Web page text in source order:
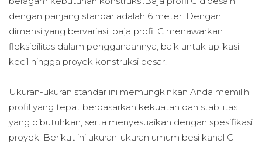
dengan panjang standar adalah 6 meter. Dengan
dimensi yang bervariasi, baja profil C menawarkan
fleksibilitas dalam penggunaannya, baik untuk aplikasi
kecil hingga proyek konstruksi besar.
Ukuran-ukuran standar ini memungkinkan Anda memilih
profil yang tepat berdasarkan kekuatan dan stabilitas
yang dibutuhkan, serta menyesuaikan dengan spesifikasi
proyek. Berikut ini ukuran-ukuran umum besi kanal C